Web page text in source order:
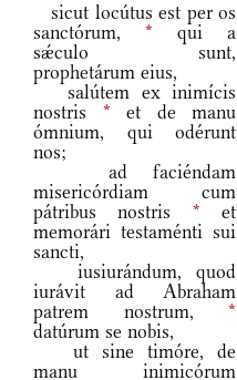
sicut locútus est per os
sanctórum, * qui a
sǽculo sunt,
prophetárum eius,
salútem ex inimícis
nostris * et de manu
ómnium, qui odérunt
nos;
ad faciéndam
misericórdiam cum
pátribus nostris * et
memorári testaménti sui
sancti,
iusiurándum, quod
iurávit ad Abraham
patrem nostrum, *
datúrum se nobis,
ut sine timóre, de
manu inimicórum